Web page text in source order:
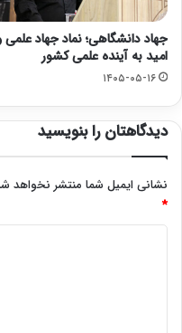
جهاد دانشگاهی؛ نماد جهاد علمی
امید به آینده علمی کشور
۱۴۰۵-۰۵-۱۶
دیدگاهتان را بنویسید
نشانی ایمیل شما منتشر نخواهد
*